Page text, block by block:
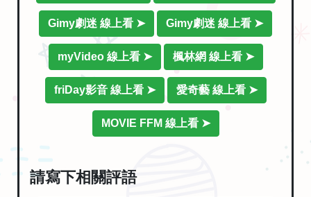
Gimy劇迷 線上看 ➤ Gimy劇迷 線上看 ➤
myVideo 線上看 ➤ 楓林網 線上看 ➤
friDay影音 線上看 ➤ 愛奇藝 線上看 ➤
MOVIE FFM 線上看 ➤
請寫下相關評語